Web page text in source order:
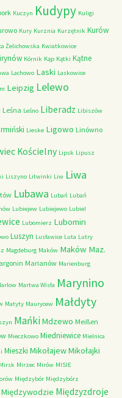
Kuczyn Kudypy Kuligi
Kury Kurznia Kurzętnik Kurów
Żelichowska Kwiatkowice
Kórnik Kąp Kątki Kątne
Lachowo Laski Laskowice
Leipzig Lelewo
Leśna Leśno Liberadz Libiszów
Lieske Ligowo Linówno
Kościelny Lipsk Lipusz
Liszyno Litwinki Liw Liwa
Lubawa Lubań Lubań
Lubiejew Lubiejewo Lubiel
Lubomierz Lubomin
Luszyn Lusławice Luta Lutry
Magdeburg Maków Maków Maz.
Marianów Marienburg
Martwa Wisła Marynino
Matyty Maurycew Małdyty
MańkiMdzewo Meißen
Mieczkowo Miedniewice Mielnica
Mieszki MikołajewMikołajki
Mirsk Mirzec Mirów MISIE
Międzybór Międzybórz
Międzywodzie Międzyzdroje